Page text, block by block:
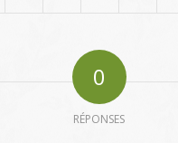
0
RÉPONSES